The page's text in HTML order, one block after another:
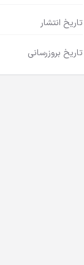
تاریخ انتشار
تاریخ بروزرسانی